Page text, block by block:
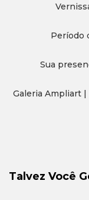
Período
Sua
Galeria Ampliart |
Talvez Você